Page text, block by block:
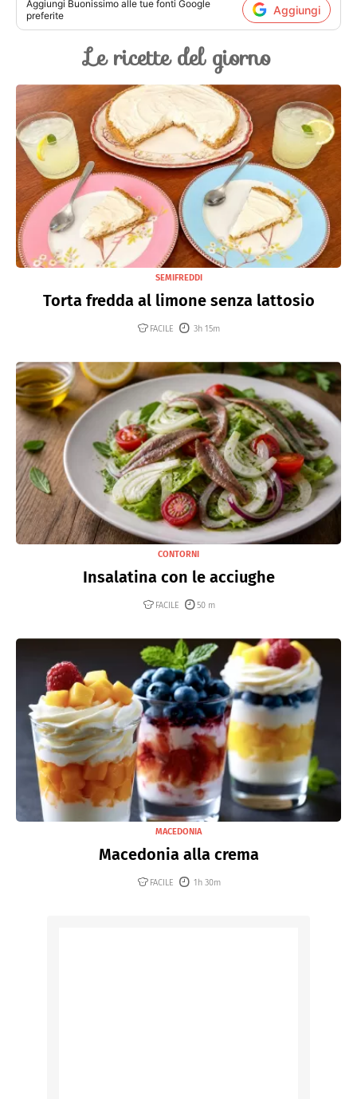
Aggiungi Buonissimo alle tue fonti Google
preferite
Aggiungi
Le ricette del giorno
SEMIFREDDI
Torta fredda al limone senza lattosio
FACILE 3h 15m
CONTORNI
Insalatina con le acciughe
FACILE 50 m
MACEDONIA
Macedonia alla crema
FACILE 1h 30m